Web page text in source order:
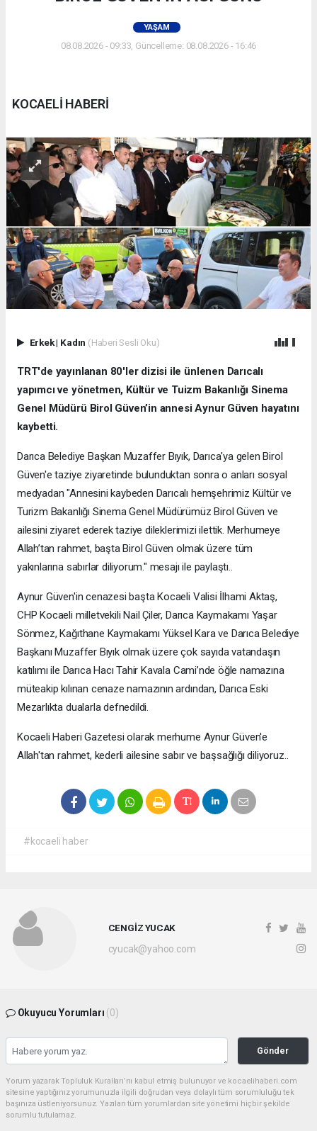
YAŞAM
08.08.2026 - 09:33, Güncelleme: 08.08.2026 - 16:46
KOCAELİ HABERİ
Erkek| Kadın (Haberi Sesli Oku)
TRT'de yayınlanan 80'ler dizisi ile ünlenen Darıcalı
yapımcı ve yönetmen, Kültür ve Tuizm Bakanlığı Sinema
Genel Müdürü Birol Güven’in annesi Aynur Güven hayatını
kaybetti.
Darıca Belediye Başkan Muzaffer Bıyık, Darıca'ya gelen Birol
Güven'e taziye ziyaretinde bulunduktan sonra o anları sosyal
medyadan "Annesini kaybeden Darıcalı hemşehrimiz Kültür ve
Turizm Bakanlığı Sinema Genel Müdürümüz Birol Güven ve
ailesini ziyaret ederek taziye dileklerimizi ilettik. Merhumeye
Allah’tan rahmet, başta Birol Güven olmak üzere tüm
yakınlarına sabırlar diliyorum." mesajı ile paylaştı..
Aynur Güven'in cenazesi başta Kocaeli Valisi İlhami Aktaş,
CHP Kocaeli milletvekili Nail Çiler, Darıca Kaymakamı Yaşar
Sönmez, Kağıthane Kaymakamı Yüksel Kara ve Darıca Belediye
Başkanı Muzaffer Bıyık olmak üzere çok sayıda vatandaşın
katılımı ile Darıca Hacı Tahir Kavala Cami’nde öğle namazına
müteakip kılınan cenaze namazının ardından, Darıca Eski
Mezarlıkta dualarla defnedildi.
Kocaeli Haberi Gazetesi olarak merhume Aynur Güven'e
Allah'tan rahmet, kederli ailesine sabır ve başsağlığı diliyoruz..
#kocaeli haber
CENGİZ YUCAK
cyucak@yahoo.com
Okuyucu Yorumları (0)
Gönder
Yorum yazarak Topluluk Kuralları’nı kabul etmiş bulunuyor ve kocaelihaberi.com
sitesine yaptığınız yorumunuzla ilgili doğrudan veya dolaylı tüm sorumluluğu tek
başınıza üstleniyorsunuz. Yazılan tüm yorumlardan site yönetimi hiçbir şekilde
sorumlu tutulamaz.